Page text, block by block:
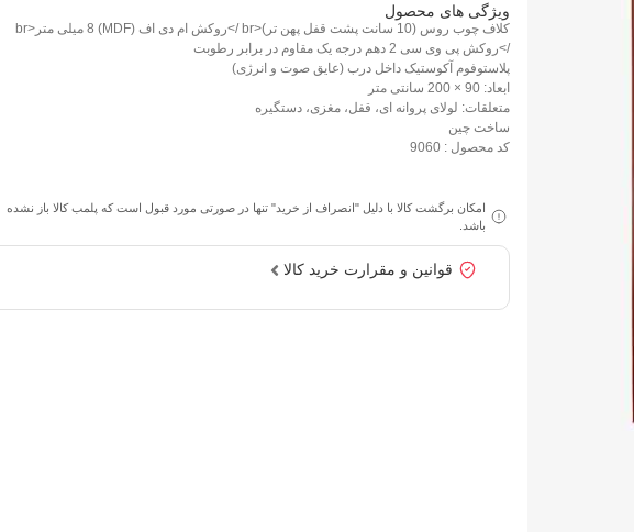
ویژگی های محصول
کلاف چوب روس (10 سانت پشت قفل پهن تر)<br />روکش ام دی اف (MDF) 8 میلی متر<br
/>روکش پی وی سی 2 دهم درجه یک مقاوم در برابر رطوبت
پلاستوفوم آکوستیک داخل درب (عایق صوت و انرژی)
ابعاد: 90 × 200 سانتی متر
متعلقات: لولای پروانه ای، قفل، مغزی، دستگیره
ساخت چین
کد محصول : 9060
امکان برگشت کالا با دلیل "انصراف از خرید" تنها در صورتی مورد قبول است که پلمب کالا باز نشده
باشد.
قوانین و مقرارت خرید کالا